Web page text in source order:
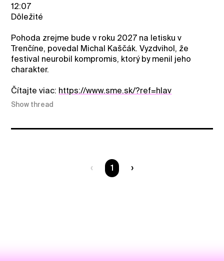
12:07
Dôležité
Pohoda zrejme bude v roku 2027 na letisku v
Trenčíne, povedal Michal Kaščák. Vyzdvihol, že
festival neurobil kompromis, ktorý by menil jeho
charakter.
Čítajte viac: https://www.sme.sk/?ref=hlav
Show thread
You are on page
1